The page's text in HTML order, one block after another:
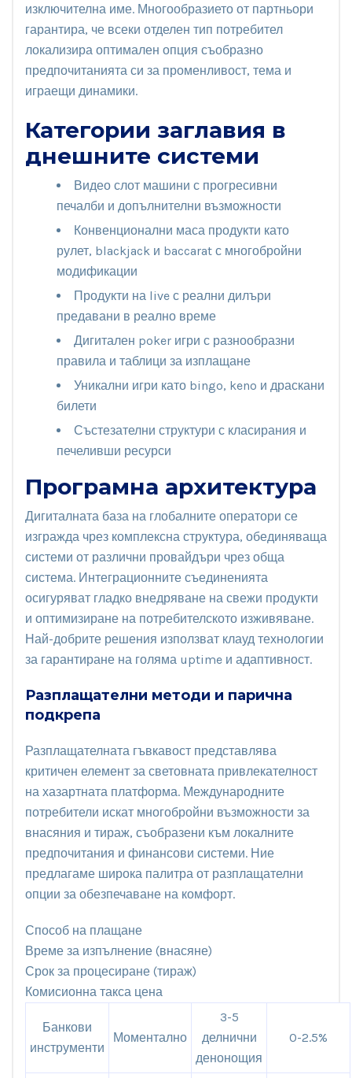
изключителна име. Многообразието от партньори
гарантира, че всеки отделен тип потребител
локализира оптимален опция съобразно
предпочитанията си за променливост, тема и
играещи динамики.
Категории заглавия в
днешните системи
Видео слот машини с прогресивни
печалби и допълнителни възможности
Конвенционални маса продукти като
рулет, blackjack и baccarat с многобройни
модификации
Продукти на live с реални дилъри
предавани в реално време
Дигитален poker игри с разнообразни
правила и таблици за изплащане
Уникални игри като bingo, keno и драскани
билети
Състезателни структури с класирания и
печеливши ресурси
Програмна архитектура
Дигиталната база на глобалните оператори се
изгражда чрез комплексна структура, обединяваща
системи от различни провайдъри чрез обща
система. Интеграционните съединенията
осигуряват гладко внедряване на свежи продукти
и оптимизиране на потребителското изживяване.
Най-добрите решения използват клауд технологии
за гарантиране на голяма uptime и адаптивност.
Разплащателни методи и парична
подкрепа
Разплащателната гъвкавост представлява
критичен елемент за световната привлекателност
на хазартната платформа. Международните
потребители искат многобройни възможности за
внасяния и тираж, съобразени към локалните
предпочитания и финансови системи. Ние
предлагаме широка палитра от разплащателни
опции за обезпечаване на комфорт.
Способ на плащане
Време за изпълнение (внасяне)
Срок за процесиране (тираж)
Комисионна такса цена
Банкови
инструменти
Моментално
3-5
делнични
денонощия
0-2.5%